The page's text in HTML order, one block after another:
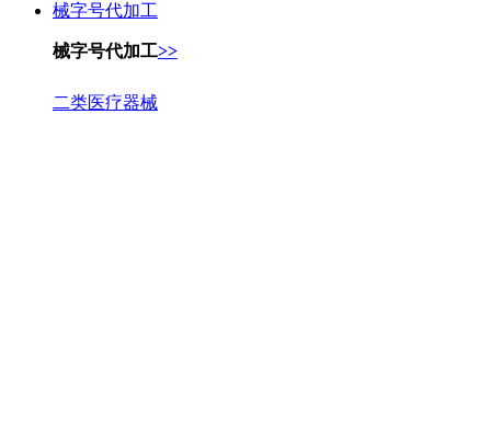
械字号代加工
械字号代加工>>
二类医疗器械